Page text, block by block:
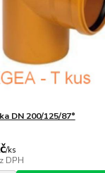
DN 200/125/87°
/ks
DPH